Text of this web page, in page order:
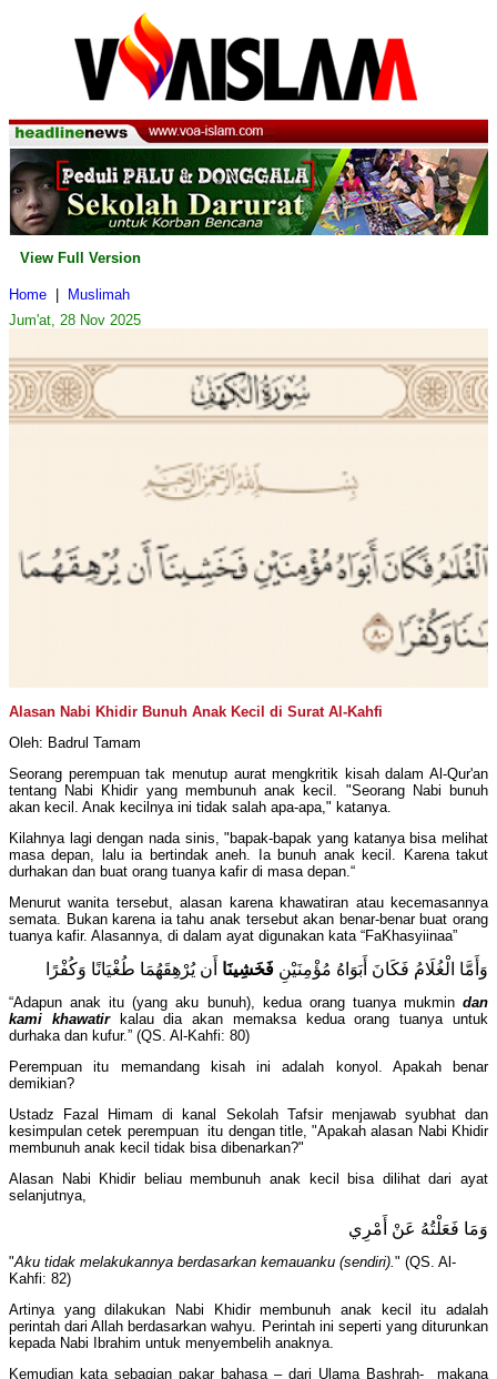
View Full Version
Home
Muslimah
Jum'at, 28 Nov 2025
Alasan Nabi Khidir Bunuh Anak Kecil di Surat Al-Kahfi
Oleh: Badrul Tamam
Seorang perempuan tak menutup aurat mengkritik kisah dalam Al-Qur'an
tentang Nabi Khidir yang membunuh anak kecil. "Seorang Nabi bunuh
akan kecil. Anak kecilnya ini tidak salah apa-apa," katanya.
Kilahnya lagi dengan nada sinis, "bapak-bapak yang katanya bisa melihat
masa depan, lalu ia bertindak aneh. Ia bunuh anak kecil. Karena takut
durhakan dan buat orang tuanya kafir di masa depan.“
Menurut wanita tersebut, alasan karena khawatiran atau kecemasannya
semata. Bukan karena ia tahu anak tersebut akan benar-benar buat orang
tuanya kafir. Alasannya, di dalam ayat digunakan kata “FaKhasyiinaa”
وَأَمَّا الْغُلَامُ فَكَانَ أَبَوَاهُ مُؤْمِنَيْنِ فَخَشِينَا أَن يُرْهِقَهُمَا طُغْيَانًا وَكُفْرًا
“Adapun anak itu (yang aku bunuh), kedua orang tuanya mukmin dan
kami khawatirkalau dia akan memaksa kedua orang tuanya untuk
durhaka dan kufur.” (QS. Al-Kahfi: 80)
Perempuan itu memandang kisah ini adalah konyol. Apakah benar
demikian?
Ustadz Fazal Himam di kanal Sekolah Tafsir menjawab syubhat dan
kesimpulan cetek perempuan itu dengan title, "Apakah alasan Nabi Khidir
membunuh anak kecil tidak bisa dibenarkan?"
Alasan Nabi Khidir beliau membunuh anak kecil bisa dilihat dari ayat
selanjutnya,
وَمَا فَعَلْتُهُ عَنْ أَمْرِي
"Aku tidak melakukannya berdasarkan kemauanku (sendiri)." (QS. Al-
Kahfi: 82)
Artinya yang dilakukan Nabi Khidir membunuh anak kecil itu adalah
perintah dari Allah berdasarkan wahyu. Perintah ini seperti yang diturunkan
kepada Nabi Ibrahim untuk menyembelih anaknya.
Kemudian kata sebagian pakar bahasa – dari Ulama Bashrah- makana